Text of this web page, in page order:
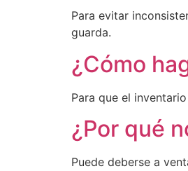
Para evitar
guarda.
¿Cómo
Para que el
¿Por qué
Puede deberse a